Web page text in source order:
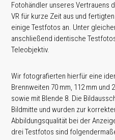
Fotohändler unseres Vertrauens
VR für kurze Zeit aus und
einige Testfotos an. Unter
anschließend identische
Teleobjektiv.
Wir fotografierten hierfür eine
Brennweiten 70 mm, 112 mm
sowie mit Blende 8. Die
Bildmitte und wurden zur
Abbildungsqualität bei der
drei Testfotos sind